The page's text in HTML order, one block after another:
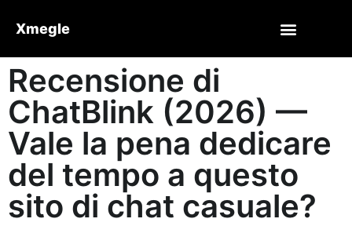
Xmegle
Recensione di
ChatBlink (2026) —
Vale la pena dedicare
del tempo a questo
sito di chat casuale?